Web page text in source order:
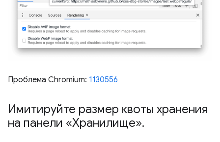
Проблема Chromium: 1130556
Имитируйте размер квоты хранения
на панели «Хранилище».